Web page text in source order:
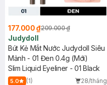
177.000 ₫209.000 ₫
Judydoll
Bút Kẻ Mắt Nước Judydoll Siêu
Mảnh - 01 Đen 0.4g (Mới)
Slim Liquid Eyeliner - 01 Black
5.0 (1)
28/tháng